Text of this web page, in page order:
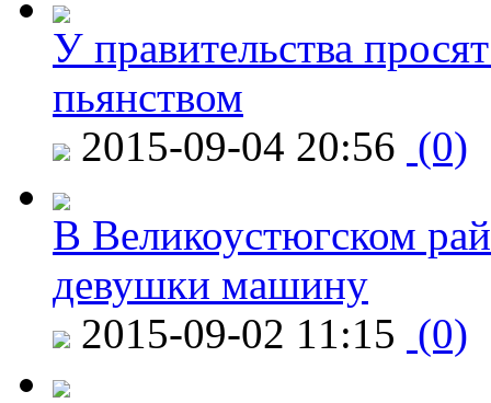
У правительства
пьянством
2015-09-04 20:56 (0)
В Великоустюгском
девушки машину
2015-09-02 11:15 (0)